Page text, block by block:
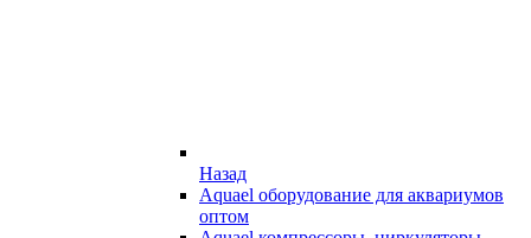
Назад
Aquael оборудование для аквариумов
оптом